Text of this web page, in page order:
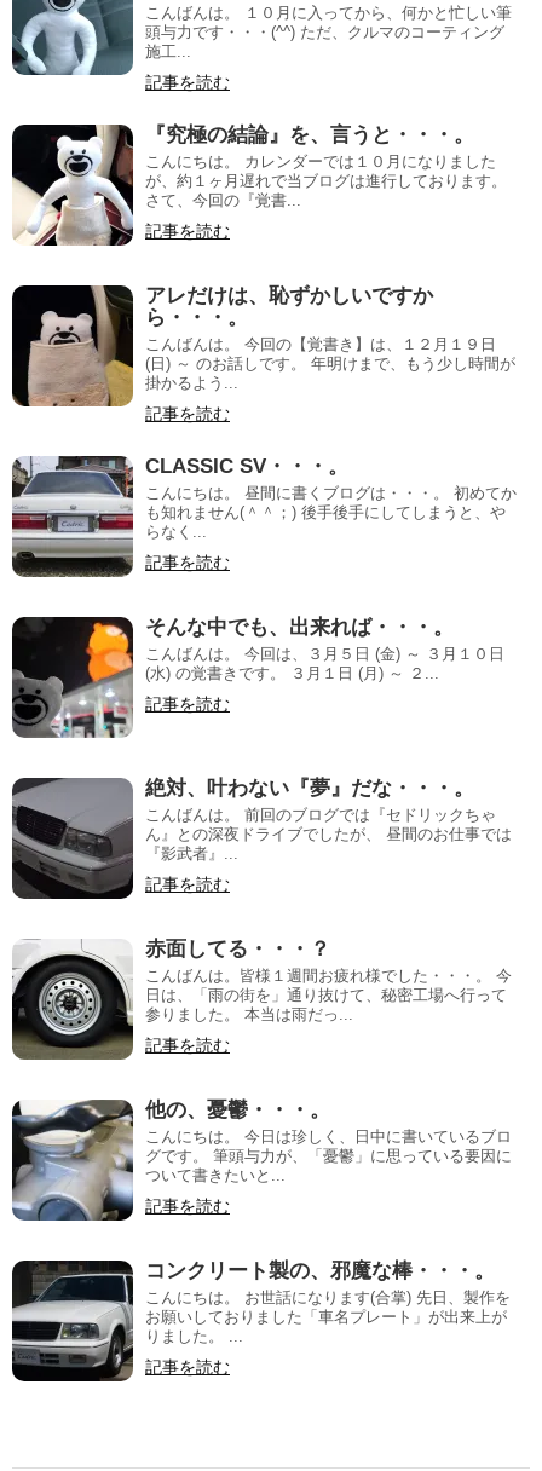
こんばんは。 １０月に入ってから、何かと忙しい筆
頭与力です・・・(^^) ただ、クルマのコーティング
施工...
記事を読む
『究極の結論』を、言うと・・・。
こんにちは。 カレンダーでは１０月になりました
が、約１ヶ月遅れで当ブログは進行しております。
さて、今回の『覚書...
記事を読む
アレだけは、恥ずかしいですか
ら・・・。
こんばんは。 今回の【覚書き】は、１２月１９日
(日) ～ のお話しです。 年明けまで、もう少し時間が
掛かるよう...
記事を読む
CLASSIC SV・・・。
こんにちは。 昼間に書くブログは・・・。 初めてか
も知れません(＾＾；) 後手後手にしてしまうと、や
らなく...
記事を読む
そんな中でも、出来れば・・・。
こんばんは。 今回は、３月５日 (金) ～ ３月１０日
(水) の覚書きです。 ３月１日 (月) ～ ２...
記事を読む
絶対、叶わない『夢』だな・・・。
こんばんは。 前回のブログでは『セドリックちゃ
ん』との深夜ドライブでしたが、 昼間のお仕事では
『影武者』...
記事を読む
赤面してる・・・？
こんばんは。皆様１週間お疲れ様でした・・・。 今
日は、「雨の街を」通り抜けて、秘密工場へ行って
参りました。 本当は雨だっ...
記事を読む
他の、憂鬱・・・。
こんにちは。 今日は珍しく、日中に書いているブロ
グです。 筆頭与力が、「憂鬱」に思っている要因に
ついて書きたいと...
記事を読む
コンクリート製の、邪魔な棒・・・。
こんにちは。 お世話になります(合掌) 先日、製作を
お願いしておりました「車名プレート」が出来上が
りました。 ...
記事を読む